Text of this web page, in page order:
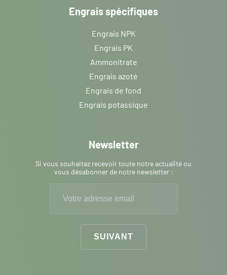
Engrais spécifiques
Engrais NPK
Engrais PK
Ammonitrate
Engrais azoté
Engrais de fond
Engrais potassique
Newsletter
Si vous souhaitez recevoir toute notre actualité ou
vous désabonner de notre newsletter :